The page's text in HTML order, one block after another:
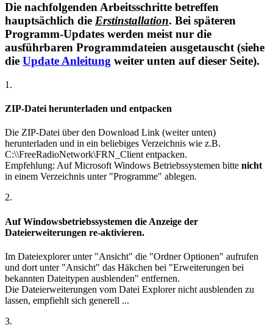
Die nachfolgenden Arbeitsschritte betreffen
hauptsächlich die Erstinstallation. Bei späteren
Programm-Updates werden meist nur die
ausführbaren Programmdateien ausgetauscht (siehe
die Update Anleitung weiter unten auf dieser Seite).
1.
ZIP-Datei herunterladen und entpacken
Die ZIP-Datei über den Download Link (weiter unten)
herunterladen und in ein beliebiges Verzeichnis wie z.B.
C:\\FreeRadioNetwork\FRN_Client entpacken.
Empfehlung: Auf Microsoft Windows Betriebssystemen bitte nicht
in einem Verzeichnis unter "Programme" ablegen.
2.
Auf Windowsbetriebssystemen die Anzeige der
Dateierweiterungen re-aktivieren.
Im Dateiexplorer unter "Ansicht" die "Ordner Optionen" aufrufen
und dort unter "Ansicht" das Häkchen bei "Erweiterungen bei
bekannten Dateitypen ausblenden" entfernen.
Die Dateierweiterungen vom Datei Explorer nicht ausblenden zu
lassen, empfiehlt sich generell ...
3.